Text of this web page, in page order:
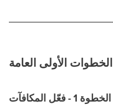
الخطوات الأولى العامة
الخطوة 1 - فعّل المكافآت